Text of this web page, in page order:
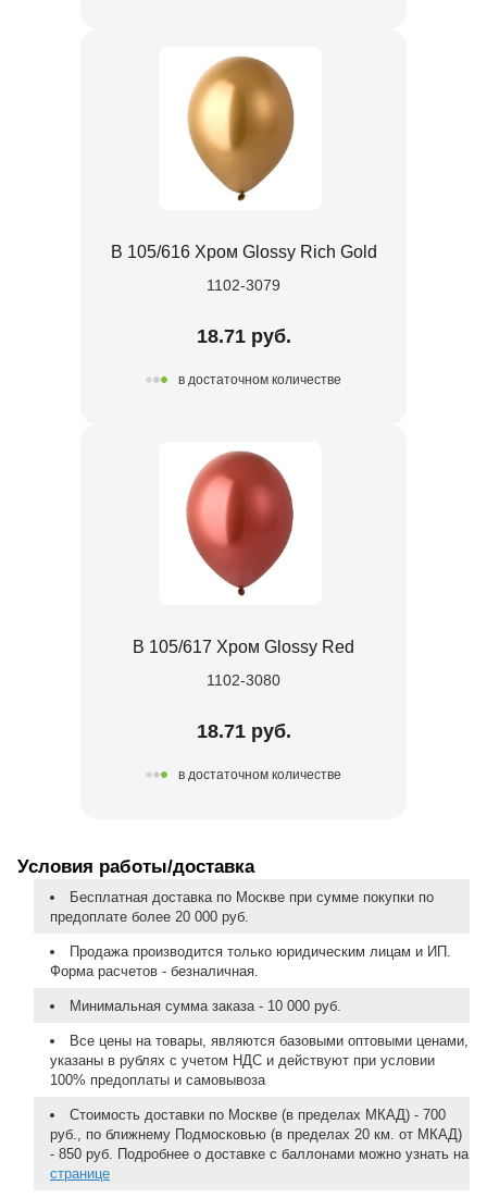
В 105/616 Хром Glossy Rich Gold
1102-3079
18.71 руб.
в достаточном количестве
В 105/617 Хром Glossy Red
1102-3080
18.71 руб.
в достаточном количестве
Условия работы/доставка
Бесплатная доставка по Москве при сумме покупки по
предоплате более 20 000 руб.
Продажа производится только юридическим лицам и ИП.
Форма расчетов - безналичная.
Минимальная сумма заказа - 10 000 руб.
Все цены на товары, являются базовыми оптовыми ценами,
указаны в рублях с учетом НДС и действуют при условии
100% предоплаты и самовывоза
Стоимость доставки по Москве (в пределах МКАД) - 700
руб., по ближнему Подмосковью (в пределах 20 км. от МКАД)
- 850 руб. Подробнее о доставке с баллонами можно узнать на
странице